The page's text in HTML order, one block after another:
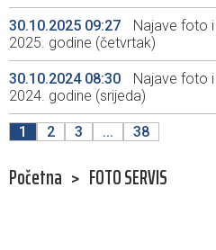
30.10.2025 09:27
Najave foto
2025. godine (četvrtak)
30.10.2024 08:30
Najave foto
2024. godine (srijeda)
1 2 3 ... 38
Početna > FOTO SERVIS